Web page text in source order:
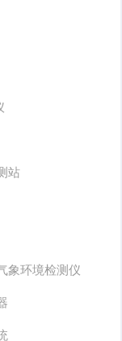
站
象环境检测仪